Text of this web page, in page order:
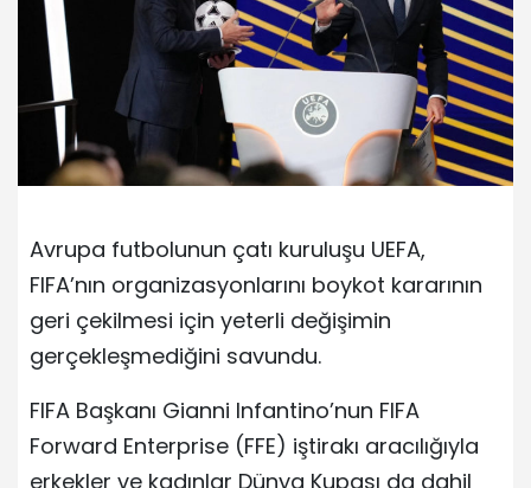
Avrupa futbolunun çatı kuruluşu UEFA,
FIFA’nın organizasyonlarını boykot kararının
geri çekilmesi için yeterli değişimin
gerçekleşmediğini savundu.
FIFA Başkanı Gianni Infantino’nun FIFA
Forward Enterprise (FFE) iştirakı aracılığıyla
erkekler ve kadınlar Dünya Kupası da dahil